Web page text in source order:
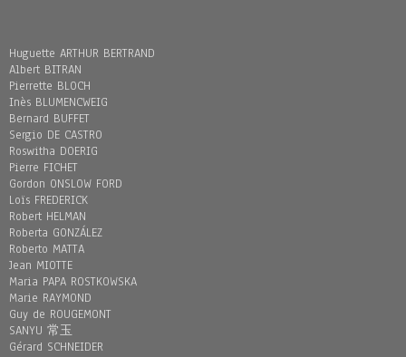
Huguette ARTHUR BERTRAND
Albert BITRAN
Pierrette BLOCH
Inès BLUMENCWEIG
Bernard BUFFET
Sergio DE CASTRO
Roswitha DOERIG
Pierre FICHET
Gordon ONSLOW FORD
Loïs FREDERICK
Robert HELMAN
Roberta GONZÁLEZ
Roberto MATTA
Jean MIOTTE
Maria PAPA ROSTKOWSKA
Marie RAYMOND
Guy de ROUGEMONT
SANYU 常玉
Gérard SCHNEIDER